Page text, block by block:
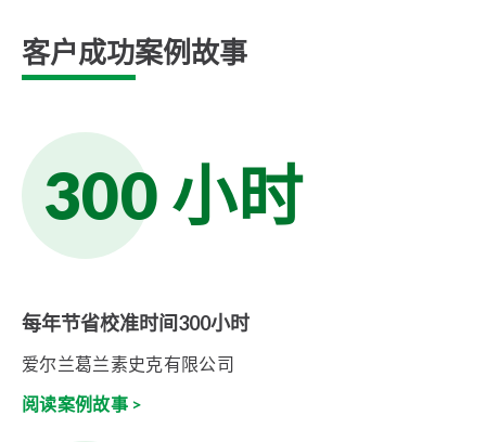
客户成功案例故事
300 小时
每年节省校准时间300小时
爱尔兰葛兰素史克有限公司
阅读案例故事 >